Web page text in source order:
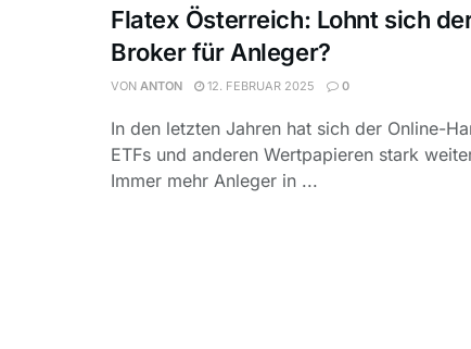
Flatex Österreich: Lohnt sich
Broker für Anleger?
VON ANTON 12. FEBRUAR 2025 0
In den letzten Jahren hat sich der Online-
ETFs und anderen Wertpapieren stark
Immer mehr Anleger in ...